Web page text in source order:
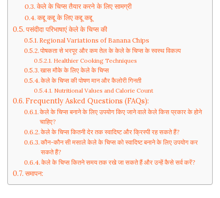
केले के चिप्स तैयार करने के लिए सामग्री
कद्दू कद्दू के लिए कद्दू कद्दू
पसंदीदा परिभाषाएं केले के चिप्स की
Regional Variations of Banana Chips
पोषकता से भरपूर और कम तेल के केले के चिप्स के स्वस्थ विकल्प
Healthier Cooking Techniques
खास मौके के लिए केले के चिप्स
केले के चिप्स की पोषण मान और कैलोरी गिनती
Nutritional Values and Calorie Count
Frequently Asked Questions (FAQs):
केले के चिप्स बनाने के लिए उपयोग किए जाने वाले केले किस प्रकार के होने
चाहिए?
केले के चिप्स कितनी देर तक स्वादिष्ट और क्रिस्पी रह सकते हैं?
कौन-कौन सी मसाले केले के चिप्स को स्वादिष्ट बनाने के लिए उपयोग कर
सकते हैं?
केले के चिप्स कितने समय तक रखे जा सकते हैं और उन्हें कैसे सर्व करें?
समापन: